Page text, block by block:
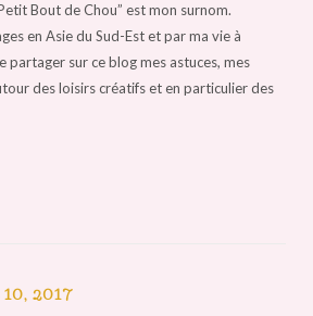
Bout de Chou” est mon surnom.
en Asie du Sud-Est et par ma vie à
partager sur ce blog mes astuces, mes
des loisirs créatifs et en particulier des
10, 2017